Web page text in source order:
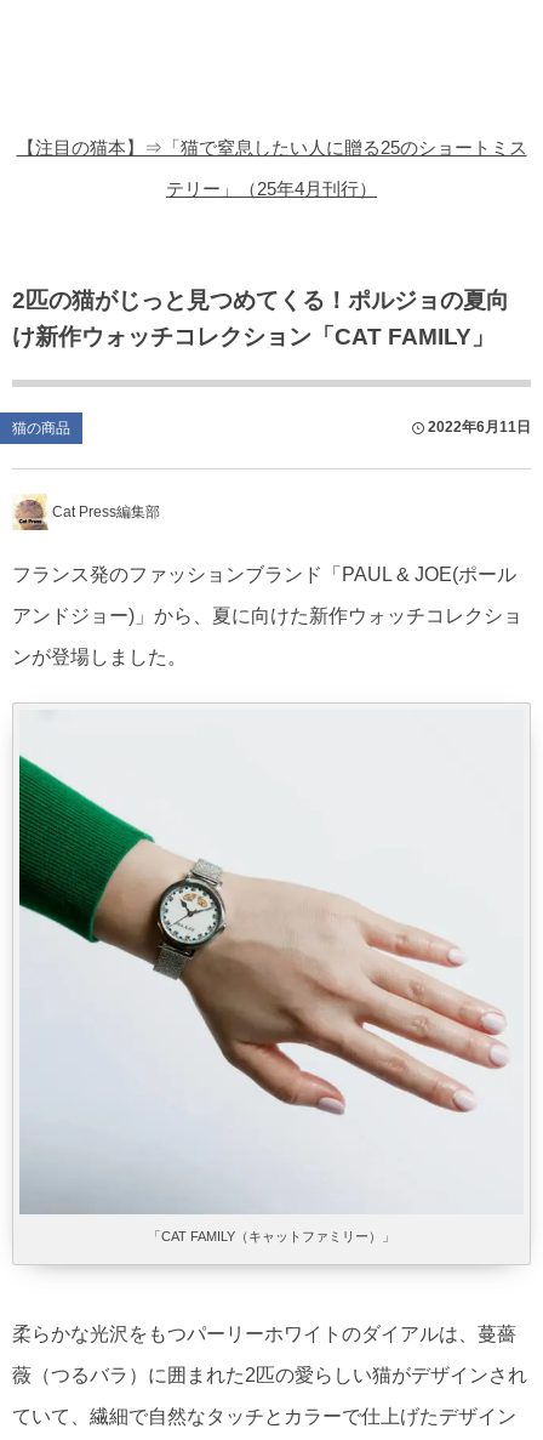
【注目の猫本】⇒「猫で窒息したい人に贈る25のショートミス
テリー」（25年4月刊行）
2匹の猫がじっと見つめてくる！ポルジョの夏向
け新作ウォッチコレクション「CAT FAMILY」
猫の商品 2022年6月11日
Cat Press編集部
フランス発のファッションブランド「PAUL & JOE(ポール
アンドジョー)」から、夏に向けた新作ウォッチコレクショ
ンが登場しました。
「CAT FAMILY（キャットファミリー）」
柔らかな光沢をもつパーリーホワイトのダイアルは、蔓薔
薇（つるバラ）に囲まれた2匹の愛らしい猫がデザインされ
ていて、繊細で自然なタッチとカラーで仕上げたデザイン
猫のゲーム・アプリ
猫のフリー写真素材